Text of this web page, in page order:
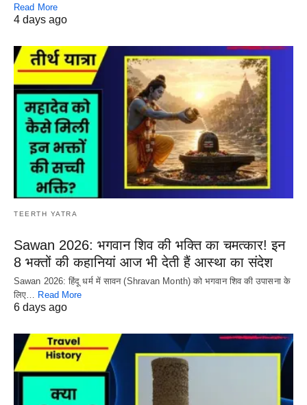
Read More
4 days ago
TEERTH YATRA
Sawan 2026: भगवान शिव की भक्ति का चमत्कार! इन
8 भक्तों की कहानियां आज भी देती हैं आस्था का संदेश
Sawan 2026: हिंदू धर्म में सावन (Shravan Month) को भगवान शिव की उपासना के
लिए…
Read More
6 days ago